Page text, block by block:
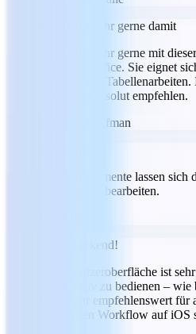
Ich arbeite sehr gerne damit
Ich arbeite sehr gerne mit
Microsoft Office. Sie eignet
Schreib- und
Programm absolut empfehlen.
Ryan Hoffman
Meine Dokumente lassen sich
erstellen und bearbeiten.
Beeindruckend!
Die Benutzeroberfläche ist
sehr intuitiv zu bedienen – wie
Mac. Sehr empfehlenswert für
optimierten Workflow auf iOS